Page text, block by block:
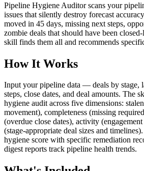
Pipeline Hygiene Auditor scans your
issues that silently destroy forecast
moved in 45 days, missing next steps,
zombie deals that should have been
skill finds them all and recommends
How It Works
Input your pipeline data — deals by stage,
steps, close dates, and deal amounts. The
hygiene audit across five dimensions:
movement), completeness (missing
(overdue close dates), activity
(stage-appropriate deal sizes and
hygiene score with specific remediation
digest reports track pipeline health trends.